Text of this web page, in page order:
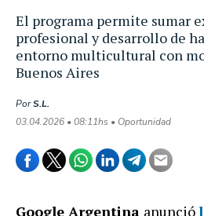
El programa permite sumar
profesional y desarrollo de
entorno multicultural con
Buenos Aires
PorS.L.
03.04.2026 • 08:11hs • Oportunidad
Google Argentina anunció